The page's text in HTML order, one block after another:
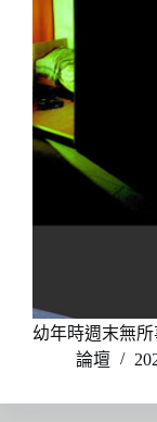
幼年時週末無
論壇